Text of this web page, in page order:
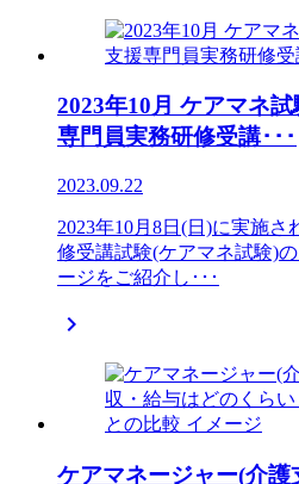
2023年10月 ケアマネ
専門員実務研修受講･･･
2023.09.22
2023年10月8日(日)に実施
修受講試験(ケアマネ試験)
ージをご紹介し･･･

ケアマネージャー(介